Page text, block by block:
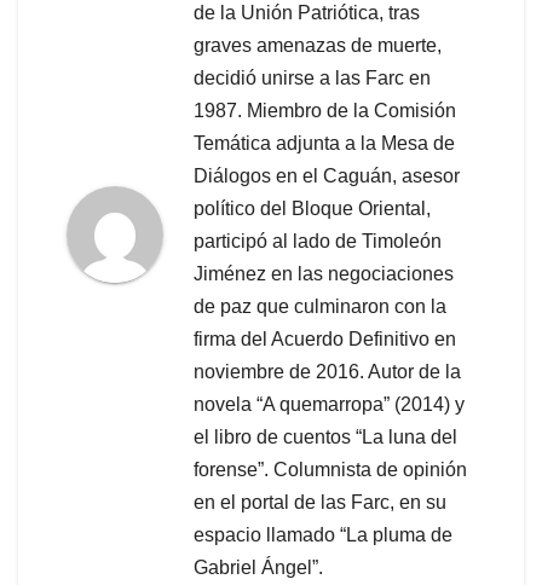
de la Unión Patriótica, tras
graves amenazas de muerte,
decidió unirse a las Farc en
1987. Miembro de la Comisión
Temática adjunta a la Mesa de
Diálogos en el Caguán, asesor
político del Bloque Oriental,
participó al lado de Timoleón
Jiménez en las negociaciones
de paz que culminaron con la
firma del Acuerdo Definitivo en
noviembre de 2016. Autor de la
novela “A quemarropa” (2014) y
el libro de cuentos “La luna del
forense”. Columnista de opinión
en el portal de las Farc, en su
espacio llamado “La pluma de
Gabriel Ángel”.